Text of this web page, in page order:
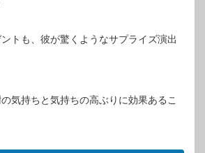
トも、彼が驚くようなサプライズ演出
気持ちと気持ちの高ぶりに効果あるこ